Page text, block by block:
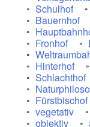
Schulhof
Bauernhof
Fronhof
Hinterhof
Schlachthof
Fürstbischof
vegetativ
objektiv